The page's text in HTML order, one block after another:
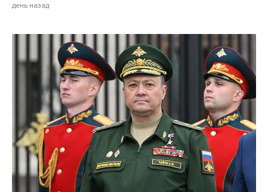
день назад